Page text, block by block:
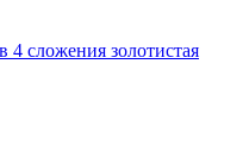
сложения золотистая